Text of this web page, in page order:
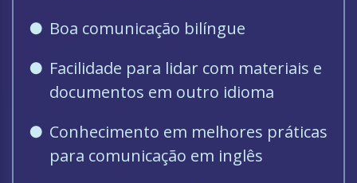
Boa comunicação bilíngue
Facilidade para lidar com materiais e
documentos em outro idioma
Conhecimento em melhores práticas
para comunicação em inglês